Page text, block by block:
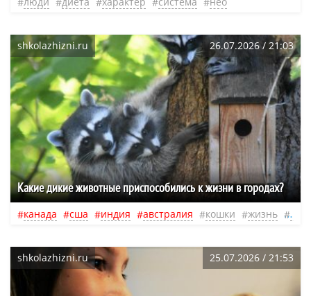
shkolazhizni.ru 26.07.2026 / 21:03
Какие дикие животные приспособились к жизни в городах?
канада сша индия австралия кошки жизнь
shkolazhizni.ru 25.07.2026 / 21:53